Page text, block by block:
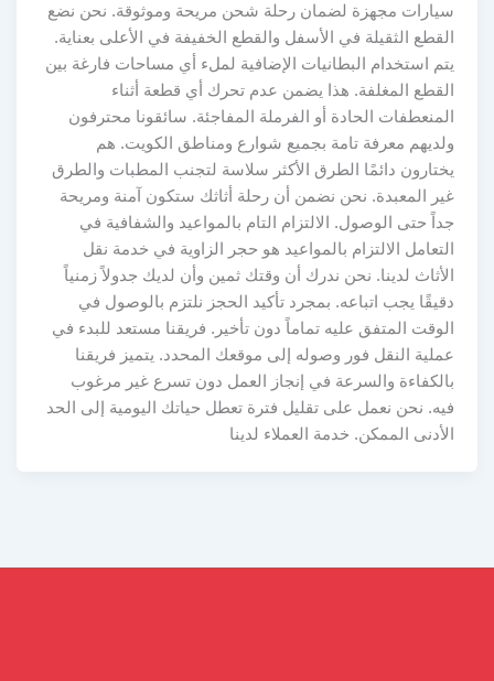
سيارات مجهزة لضمان رحلة شحن مريحة وموثوقة. نحن نضع
القطع الثقيلة في الأسفل والقطع الخفيفة في الأعلى بعناية.
يتم استخدام البطانيات الإضافية لملء أي مساحات فارغة بين
القطع المغلفة. هذا يضمن عدم تحرك أي قطعة أثناء
المنعطفات الحادة أو الفرملة المفاجئة. سائقونا محترفون
ولديهم معرفة تامة بجميع شوارع ومناطق الكويت. هم
يختارون دائمًا الطرق الأكثر سلاسة لتجنب المطبات والطرق
غير المعبدة. نحن نضمن أن رحلة أثاثك ستكون آمنة ومريحة
جداً حتى الوصول. الالتزام التام بالمواعيد والشفافية في
التعامل الالتزام بالمواعيد هو حجر الزاوية في خدمة نقل
الأثاث لدينا. نحن ندرك أن وقتك ثمين وأن لديك جدولاً زمنياً
دقيقًا يجب اتباعه. بمجرد تأكيد الحجز نلتزم بالوصول في
الوقت المتفق عليه تماماً دون تأخير. فريقنا مستعد للبدء في
عملية النقل فور وصوله إلى موقعك المحدد. يتميز فريقنا
بالكفاءة والسرعة في إنجاز العمل دون تسرع غير مرغوب
فيه. نحن نعمل على تقليل فترة تعطل حياتك اليومية إلى الحد
الأدنى الممكن. خدمة العملاء لدينا